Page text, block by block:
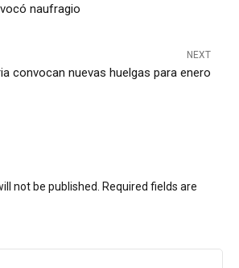
naufragio
NEXT
convocan nuevas huelgas para enero
not be published. Required fields are